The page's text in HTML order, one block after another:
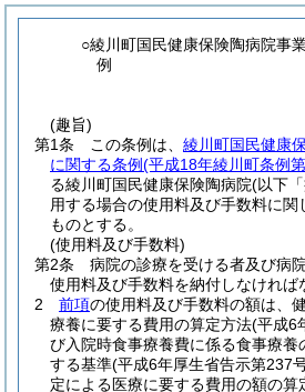
○綾川町国民健康保険陶病院事
例
(趣旨)
第1条
この条例は、 綾川町国民健康
に関する条例(平成18年綾川町条例
る綾川町国民健康保険陶病院(以下
用する場合の使用料及び手数料に関
ものとする。
(使用料及び手数料)
第2条
病院の診療を受ける者及び病
使用料及び手数料を納付しなければ
2
前項の使用料及び手数料の額は、
療養に要する費用の算定方法(平成6
び入院時食事療養費に係る食事療養
する基準(平成6年厚生省告示第237
定による医療に要する費用の額の算